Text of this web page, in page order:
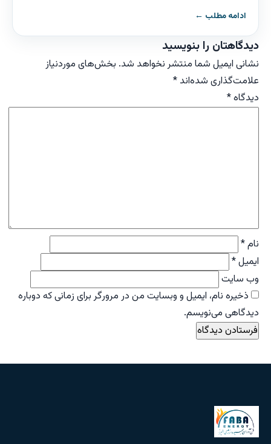
ادامه مطلب ←
دیدگاهتان را بنویسید
نشانی ایمیل شما منتشر نخواهد شد. بخش‌های موردنیاز
علامت‌گذاری شده‌اند *
دیدگاه*
نام*
ایمیل*
وب‌ سایت
ذخیره نام، ایمیل و وبسایت من در مرورگر برای زمانی که دوباره
دیدگاهی می‌نویسم.